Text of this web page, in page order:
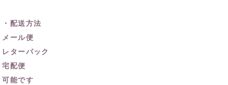
・配送方法
メール便
レターパック
宅配便
可能です